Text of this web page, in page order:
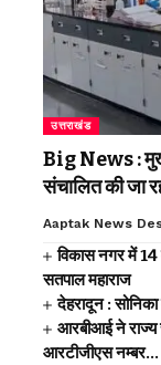
उत्तराखंड
Big News :
संचालित की जा
Aaptak News
विकास नगर में 14
सतपाल महाराज
देहरादून :
आरबीआई ने राज्य
आरटीजीएस नम्बर…